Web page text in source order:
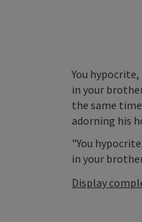
You
in your
the same
adorning his
"You
in your
Display